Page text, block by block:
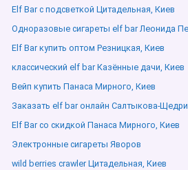
Elf Bar с подсветкой Цитадельная, Киев
Одноразовые сигареты elf bar Леонида
Elf Bar купить оптом Резницкая, Киев
классический elf bar Казённые дачи, Киев
Вейп купить Панаса Мирного, Киев
Заказать elf bar онлайн Салтыкова-
Elf Bar со скидкой Панаса Мирного, Киев
Электронные сигареты Яворов
wild berries crawler Цитадельная, Киев